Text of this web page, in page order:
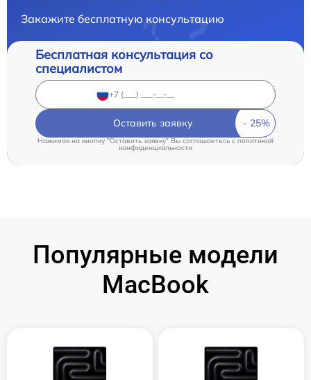
Закажите бесплатную консультацию
Бесплатная консультация со
специалистом
Оставить заявку
Нажимая на кнопку "Оставить заявку" Вы соглашаетесь cполитикой
конфиденциальности
Популярные модели
MacBook